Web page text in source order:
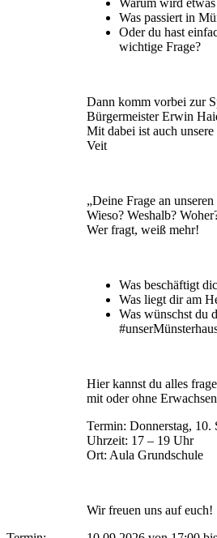
Warum wird etwas
Was passiert in
Oder du hast
wichtige Frage?
Dann komm vorbei zur
Bürgermeister Erwin
Mit dabei ist auch
Veit
„Deine Frage an
Wieso? Weshalb?
Wer fragt, weiß mehr!
Was beschäftigt
Was liegt dir am
Was wünschst du
Hier kannst du alles
mit oder ohne
Termin: Donnerstag, 10.
Uhrzeit: 17 – 19 Uhr
Ort: Aula Grundschule
Wir freuen uns auf euch!